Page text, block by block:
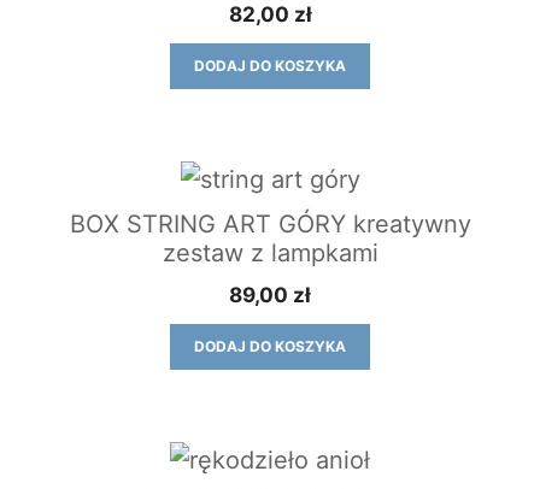
82,00 zł
DODAJ DO KOSZYKA
BOX STRING ART GÓRY kreatywny
zestaw z lampkami
89,00 zł
DODAJ DO KOSZYKA